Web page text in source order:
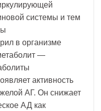
системы и тем
в организме
—
активность
АГ. Он снижает
АД как